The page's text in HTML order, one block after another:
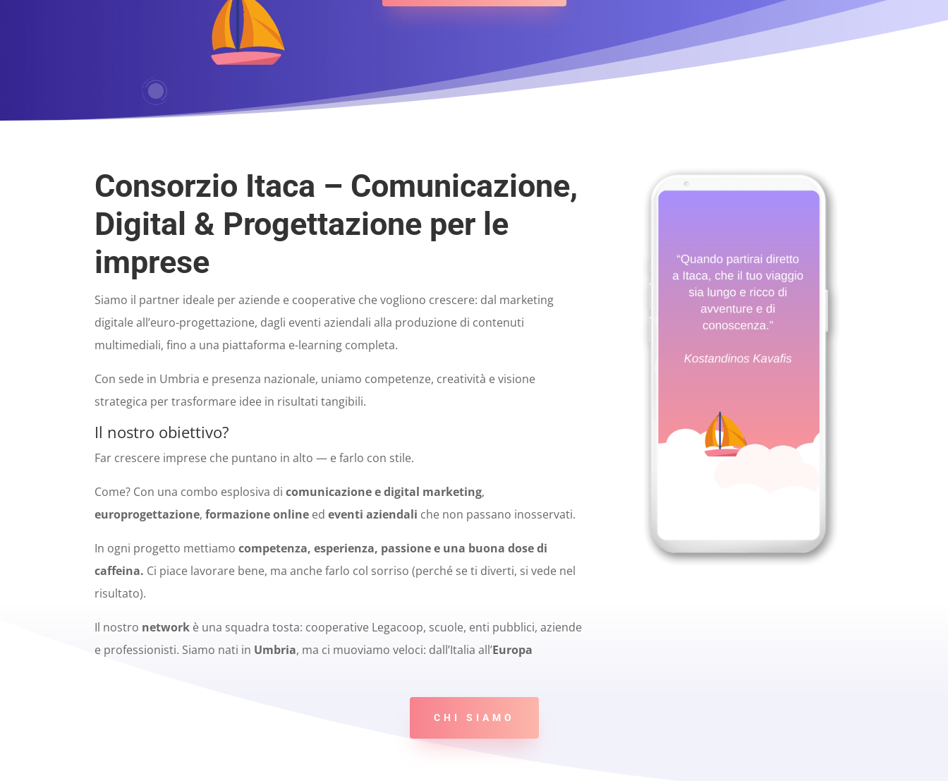
Consorzio Itaca – Comunicazione,
Digital & Progettazione per le
imprese
Siamo il partner ideale per aziende e cooperative che vogliono crescere: dal marketing
digitale all’euro-progettazione, dagli eventi aziendali alla produzione di contenuti
multimediali, fino a una piattaforma e-learning completa.
Con sede in Umbria e presenza nazionale, uniamo competenze, creatività e visione
strategica per trasformare idee in risultati tangibili.
Il nostro obiettivo?
Far crescere imprese che puntano in alto — e farlo con stile.
Come? Con una combo esplosiva dicomunicazione e digital marketing,
europrogettazione,formazione online edeventi aziendali che non passano inosservati.
In ogni progetto mettiamocompetenza, esperienza, passione e una buona dose di
caffeina. Ci piace lavorare bene, ma anche farlo col sorriso (perché se ti diverti, si vede nel
risultato).
Il nostro network è una squadra tosta: cooperative Legacoop, scuole, enti pubblici, aziende
e professionisti. Siamo nati in Umbria, ma ci muoviamo veloci: dall’Italia all’Europa
CHI SIAMO